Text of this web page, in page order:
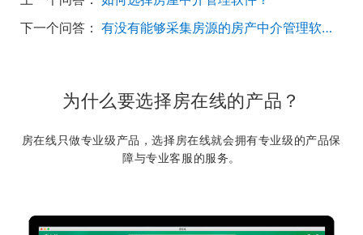
下一个问答：
有没有能够采集房源的房产中介管理软件呀
为什么要选择房在线的产品？
房在线只做专业级产品，选择房在线就会拥有专业级的产品保
障与专业客服的服务。